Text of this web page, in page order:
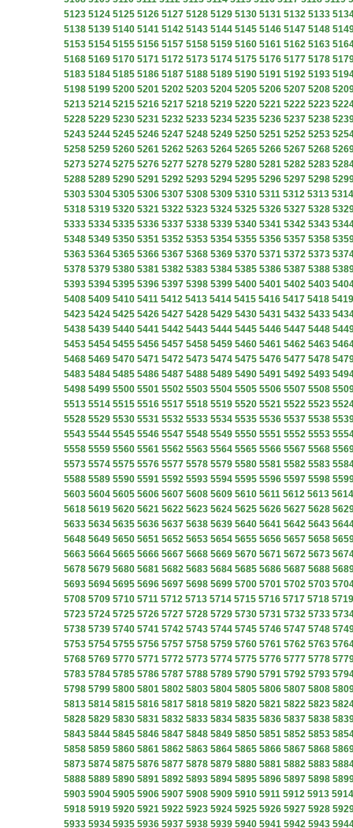
5123 5124 5125 5126 5127 5128 5129 5130 5131 5132 5133
5138 5139 5140 5141 5142 5143 5144 5145 5146 5147 5148
5153 5154 5155 5156 5157 5158 5159 5160 5161 5162 5163
5168 5169 5170 5171 5172 5173 5174 5175 5176 5177 5178
5183 5184 5185 5186 5187 5188 5189 5190 5191 5192 5193
5198 5199 5200 5201 5202 5203 5204 5205 5206 5207 5208
5213 5214 5215 5216 5217 5218 5219 5220 5221 5222 5223
5228 5229 5230 5231 5232 5233 5234 5235 5236 5237 5238
5243 5244 5245 5246 5247 5248 5249 5250 5251 5252 5253
5258 5259 5260 5261 5262 5263 5264 5265 5266 5267 5268
5273 5274 5275 5276 5277 5278 5279 5280 5281 5282 5283
5288 5289 5290 5291 5292 5293 5294 5295 5296 5297 5298
5303 5304 5305 5306 5307 5308 5309 5310 5311 5312 5313 5314
5318 5319 5320 5321 5322 5323 5324 5325 5326 5327 5328
5333 5334 5335 5336 5337 5338 5339 5340 5341 5342 5343
5348 5349 5350 5351 5352 5353 5354 5355 5356 5357 5358
5363 5364 5365 5366 5367 5368 5369 5370 5371 5372 5373
5378 5379 5380 5381 5382 5383 5384 5385 5386 5387 5388
5393 5394 5395 5396 5397 5398 5399 5400 5401 5402 5403
5408 5409 5410 5411 5412 5413 5414 5415 5416 5417 5418 5419
5423 5424 5425 5426 5427 5428 5429 5430 5431 5432 5433
5438 5439 5440 5441 5442 5443 5444 5445 5446 5447 5448
5453 5454 5455 5456 5457 5458 5459 5460 5461 5462 5463
5468 5469 5470 5471 5472 5473 5474 5475 5476 5477 5478
5483 5484 5485 5486 5487 5488 5489 5490 5491 5492 5493
5498 5499 5500 5501 5502 5503 5504 5505 5506 5507 5508
5513 5514 5515 5516 5517 5518 5519 5520 5521 5522 5523
5528 5529 5530 5531 5532 5533 5534 5535 5536 5537 5538
5543 5544 5545 5546 5547 5548 5549 5550 5551 5552 5553
5558 5559 5560 5561 5562 5563 5564 5565 5566 5567 5568
5573 5574 5575 5576 5577 5578 5579 5580 5581 5582 5583
5588 5589 5590 5591 5592 5593 5594 5595 5596 5597 5598
5603 5604 5605 5606 5607 5608 5609 5610 5611 5612 5613 5614
5618 5619 5620 5621 5622 5623 5624 5625 5626 5627 5628
5633 5634 5635 5636 5637 5638 5639 5640 5641 5642 5643
5648 5649 5650 5651 5652 5653 5654 5655 5656 5657 5658
5663 5664 5665 5666 5667 5668 5669 5670 5671 5672 5673
5678 5679 5680 5681 5682 5683 5684 5685 5686 5687 5688
5693 5694 5695 5696 5697 5698 5699 5700 5701 5702 5703
5708 5709 5710 5711 5712 5713 5714 5715 5716 5717 5718 5719
5723 5724 5725 5726 5727 5728 5729 5730 5731 5732 5733
5738 5739 5740 5741 5742 5743 5744 5745 5746 5747 5748
5753 5754 5755 5756 5757 5758 5759 5760 5761 5762 5763
5768 5769 5770 5771 5772 5773 5774 5775 5776 5777 5778
5783 5784 5785 5786 5787 5788 5789 5790 5791 5792 5793
5798 5799 5800 5801 5802 5803 5804 5805 5806 5807 5808
5813 5814 5815 5816 5817 5818 5819 5820 5821 5822 5823
5828 5829 5830 5831 5832 5833 5834 5835 5836 5837 5838
5843 5844 5845 5846 5847 5848 5849 5850 5851 5852 5853
5858 5859 5860 5861 5862 5863 5864 5865 5866 5867 5868
5873 5874 5875 5876 5877 5878 5879 5880 5881 5882 5883
5888 5889 5890 5891 5892 5893 5894 5895 5896 5897 5898
5903 5904 5905 5906 5907 5908 5909 5910 5911 5912 5913 5914
5918 5919 5920 5921 5922 5923 5924 5925 5926 5927 5928
5933 5934 5935 5936 5937 5938 5939 5940 5941 5942 5943